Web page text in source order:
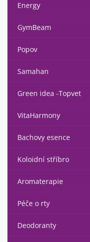
Energy
GymBeam
Popov
Samahan
Green idea -Topvet
VitaHarmony
Bachovy esence
Koloidní stříbro
Aromaterapie
Péče o rty
Deodoranty